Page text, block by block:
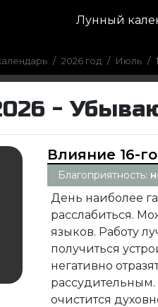
Лунный
2026 год Июль
-
Влияние 16-
Благоприятность:
День наиболее
расслабиться.
языков. Работу
получиться
негативно
очистится